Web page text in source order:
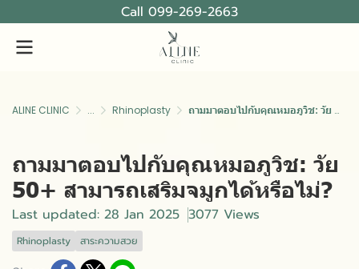
Call 099-269-2663
ALINE CLINIC ... Rhinoplasty ถามมาตอบไปกับคุณหมอภูวิช: วัย 50+ สามารถเสริมจมูกได้หรือไม่?
ถามมาตอบไปกับคุณหมอภูวิช: วัย
50+ สามารถเสริมจมูกได้หรือไม่?
Last updated: 28 Jan 2025 3077 Views
Rhinoplasty สาระความสวย